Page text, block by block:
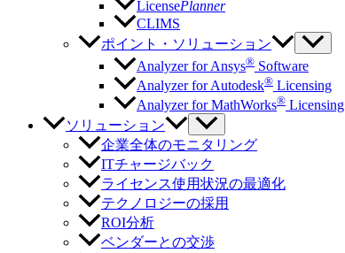
LicensePlanner
CLIMS
ポイント・ソリューション
Analyzer for Ansys® Software
Analyzer for Autodesk® Licensing
Analyzer for MathWorks® Licensing
ソリューション
企業全体のモニタリング
ITチャージバック
ライセンス使用状況の最適化
テクノロジーの採用
ROI分析
ベンダーとの交渉